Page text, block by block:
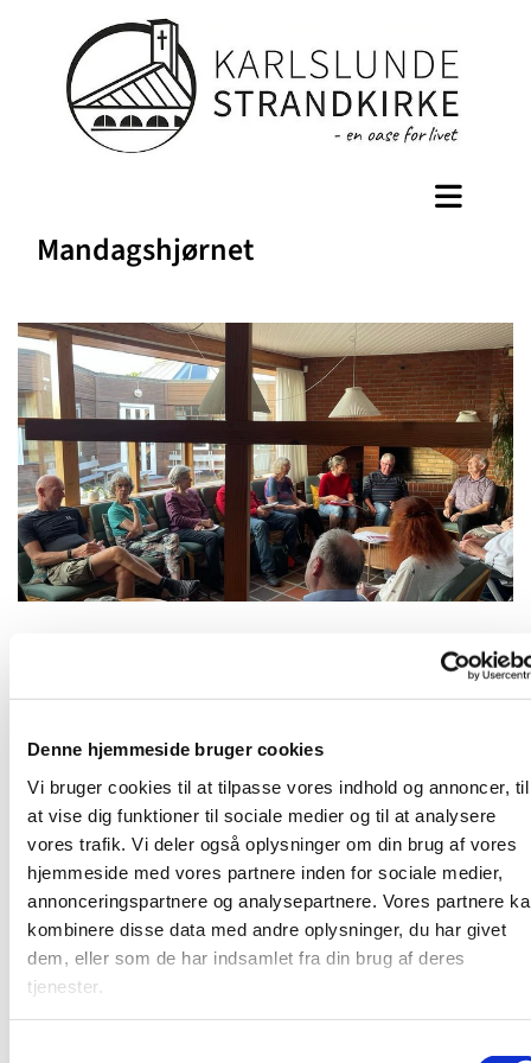
Denne hjemmeside bruger cookies
Vi bruger cookies til at tilpasse vores indhold og annoncer, til
at vise dig funktioner til sociale medier og til at analysere
vores trafik. Vi deler også oplysninger om din brug af vores
hjemmeside med vores partnere inden for sociale medier,
annonceringspartnere og analysepartnere. Vores partnere
kombinere disse data med andre oplysninger, du har givet
dem, eller som de har indsamlet fra din brug af deres
tjenester.
Mandagshjørnet
Karlslunde Strandkirke
Mandagshjørnet er en åben gruppe, der mødes mandag
aften til spisning, bibelstudie i grupper og hyggeligt
samvær. Alle er velkomne. Læs mereHER